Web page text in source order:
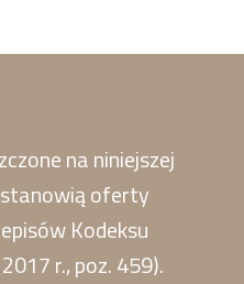
na niniejszej
oferty
Kodeksu
r., poz. 459).